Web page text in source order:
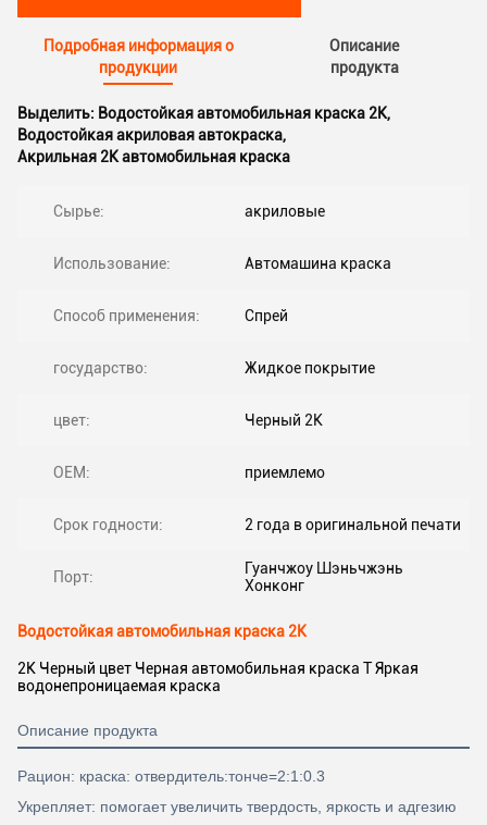
Подробная информация о
продукции
Описание
продукта
Выделить: Водостойкая автомобильная краска 2K,
Водостойкая акриловая автокраска,
Акрильная 2K автомобильная краска
Сырье: акриловые
Использование: Автомашина краска
Способ применения: Спрей
государство: Жидкое покрытие
цвет: Черный 2K
OEM: приемлемо
Срок годности: 2 года в оригинальной печати
Порт:
Гуанчжоу Шэньчжэнь
Хонконг
Водостойкая автомобильная краска 2K
2K Черный цвет Черная автомобильная краска T Яркая
водонепроницаемая краска
Описание продукта
Рацион: краска: отвердитель:тонче=2:1:0.3
Укрепляет: помогает увеличить твердость, яркость и адгезию